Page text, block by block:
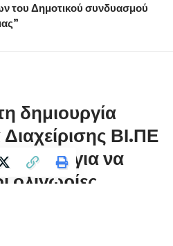
του Δημοτικού συνδυασμού
δημιουργία
ΒΙ.ΠΕ
για να
ολιγωρίες